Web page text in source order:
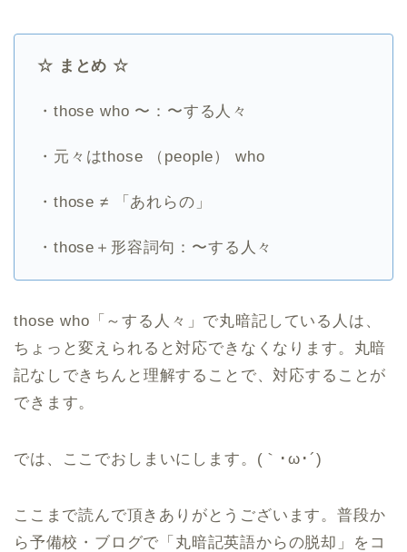
☆ まとめ ☆
・those who 〜：〜する人々
・元々はthose （people） who
・those ≠ 「あれらの」
・those＋形容詞句：〜する人々
those who「～する人々」で丸暗記している人は、
ちょっと変えられると対応できなくなります。丸暗
記なしできちんと理解することで、対応することが
できます。
では、ここでおしまいにします。(｀･ω･´)ゞ
ここまで読んで頂きありがとうございます。普段か
ら予備校・ブログで「丸暗記英語からの脱却」をコ